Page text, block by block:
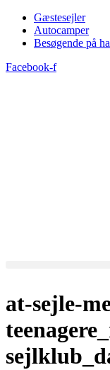
Videre
indhold
Gæstesejler
Autocamper
Besøgende på
Facebook-f
at-sejle-